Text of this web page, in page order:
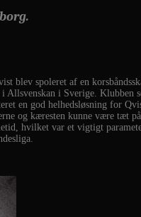
blev spoleret af en
Allsvenskan i Sverige. Klubben
en god helhedsløsning for
og kæresten kunne være tæt
hvilket var et vigtigt